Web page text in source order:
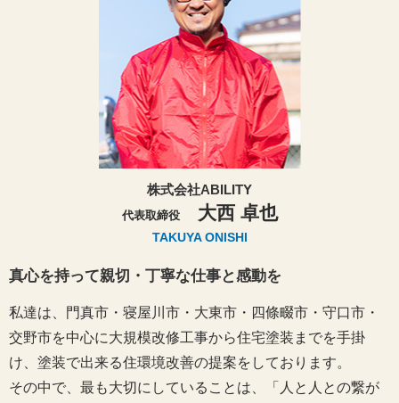
株式会社ABILITY
代表取締役 大西 卓也
TAKUYA ONISHI
真心を持って親切・丁寧な仕事と感動を
私達は、門真市・寝屋川市・大東市・四條畷市・守口市・
交野市を中心に大規模改修工事から住宅塗装までを手掛
け、塗装で出来る住環境改善の提案をしております。
その中で、最も大切にしていることは、「人と人との繋が